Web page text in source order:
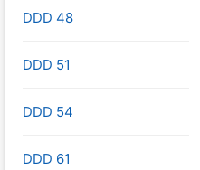
DDD 48
DDD 51
DDD 54
DDD 61